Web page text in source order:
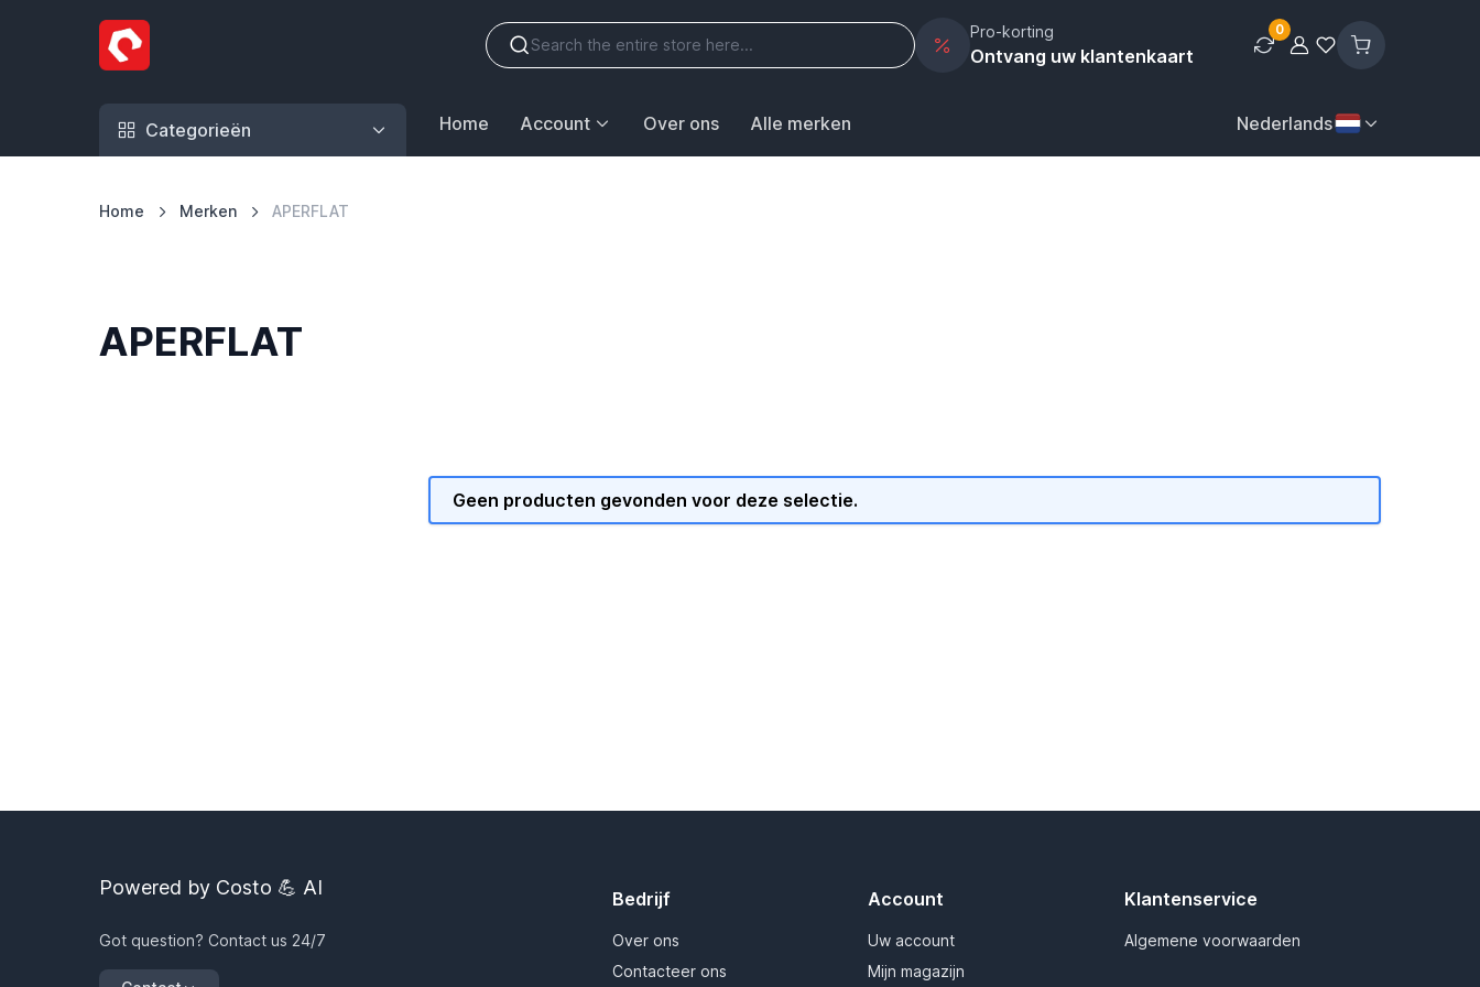
Pro-korting
Ontvang uw klantenkaart
0
Categorieën Home Account Over ons Alle merken Nederlands
Home Merken APERFLAT
APERFLAT
Geen producten gevonden voor deze selectie.
Powered by Costo 💪 AI
Got question? Contact us 24/7
Bedrijf
Over ons
Contacteer ons
Account
Uw account
Mijn magazijn
Klantenservice
Algemene voorwaarden